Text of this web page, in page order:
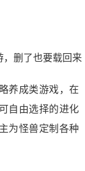
养成类游戏，在
自由选择的进化
为怪兽定制各种